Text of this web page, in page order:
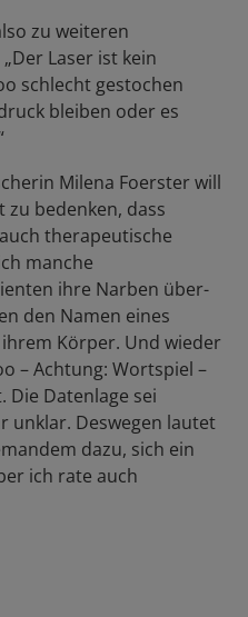
zu weiteren
Laser ist kein
schlecht gestochen
bleiben oder es
Milena Foerster will
zu bedenken, dass
therapeutische
manche
ihre Narben über-
den Namen eines
Körper. Und wieder
– Achtung: Wortspiel –
Die Datenlage sei
unklar. Deswegen lautet
dazu, sich ein
ich rate auch